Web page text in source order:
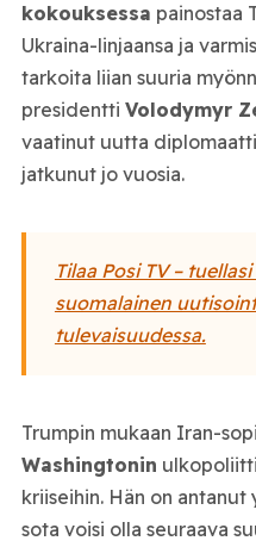
kokouksessa painostaa
Ukraina-linjaansa ja
tarkoita liian suuria
presidentti Volodymyr
vaatinut uutta
jatkunut jo vuosia.
Tilaa Posi TV –
suomalainen
tulevaisuudessa.
Trumpin mukaan Iran-
Washingtonin
kriiseihin. Hän on
sota voisi olla seuraava